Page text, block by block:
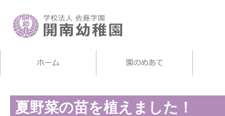
夏野菜の苗を植えました！